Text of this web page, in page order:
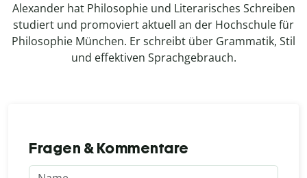
Alexander hat Philosophie und Literarisches Schreiben
studiert und promoviert aktuell an der Hochschule für
Philosophie München. Er schreibt über Grammatik, Stil
und effektiven Sprachgebrauch.
Fragen & Kommentare